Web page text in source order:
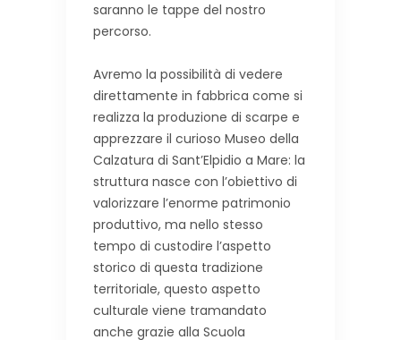
saranno le tappe del nostro
percorso.
Avremo la possibilità di vedere
direttamente in fabbrica come si
realizza la produzione di scarpe e
apprezzare il curioso Museo della
Calzatura di Sant’Elpidio a Mare: la
struttura nasce con l’obiettivo di
valorizzare l’enorme patrimonio
produttivo, ma nello stesso
tempo di custodire l’aspetto
storico di questa tradizione
territoriale, questo aspetto
culturale viene tramandato
anche grazie alla Scuola